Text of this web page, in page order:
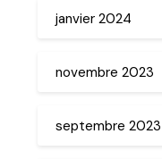
janvier 2024
novembre 2023
septembre 2023